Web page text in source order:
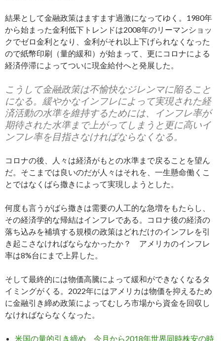
結果として金融政策はますます過激になってゆく。1980年
から始まった金利低下トレンドは2008年のリーマンショッ
クでゼロ金利となり、金利がそれ以上下げられなくなった
ので紙幣印刷（量的緩和）が始まって、更にコロナによる
経済停滞によってついに現金給付へと発展した。
こうして金融政策は不愉快なジレンマに陥ること
になる。緩やかなインフレによって実現された経
済活動の水準を維持するためには、インフレ率が
期待された水準まで上がってしまうと更に高いイ
ンフレ率を目指さなければならなくなる。
コロナの後、人々は経済がもとの水準まで戻ることを望ん
だ。そこまでは良いのだが人々はそれを、一生懸命働くこ
とではなくばら撒きによって実現しようとした。
何度も言うがばら撒きは需要の人工的な急増をもたらし、
その経済学的な帰結はインフレである。コロナ後の経済の
落ち込みを補填する規模の政策はどれだけのインフレを引
き起こさなければならなかったか？ アメリカのインフレ
率は8%台にまで上昇した。
そして最終的には物価高騰によって緩和ができなくなるタ
イミングがくる。2022年にはアメリカは物価を抑えるため
に金融引き締め政策によってむしろ市場から資金を回収し
なければならなくなった。
米国の量的引き締め、今月から2018年世界同時株安の時